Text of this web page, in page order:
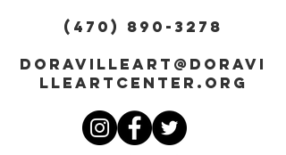
(470) 890-3278
DORAVILLEART@DORAVI
LLEARTCENTER.ORG